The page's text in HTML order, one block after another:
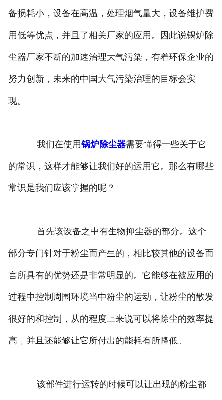
备损耗小，设备在高温，处理烟气量大，设备维护费
用低等优点，并且了相关厂家的应用。因此说锅炉除
尘器厂家不断的加速治理大气污染，有着环保企业的
努力创新，未来的中国大气污染治理的目标会实
现。
我们在使用锅炉除尘器需要懂得一些关于它
的常识，这样才能够让我们好的运用它。那么有哪些
常识是我们应该掌握的呢？
首先该设备之中有生物抑尘器的部分。这个
部分专门针对于粉尘而产生的，相比较其他的设备而
言所具有的优势还是非常明显的。它能够在被应用的
过程中控制周围环境当中粉尘的运动，让粉尘的散发
很好的和控制，从的程度上来说可以将除尘的效率提
高，并且还能够让它所付出的能耗有所降低。
该部件进行运转的时候可以让出现的粉尘都